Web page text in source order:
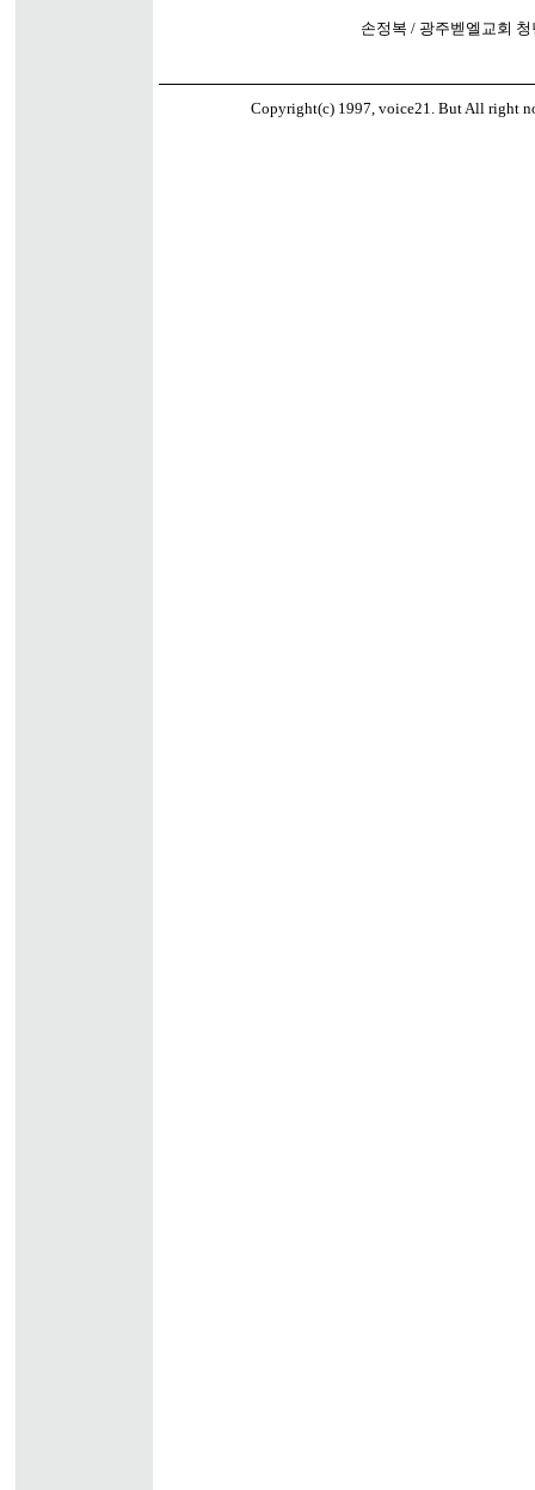
손정복 / 광주벧엘교회
Copyright(c) 1997, voice21. But All right